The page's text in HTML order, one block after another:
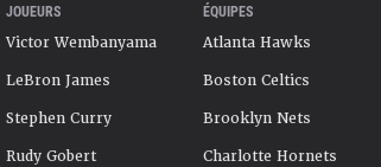
JOUEURS
Victor Wembanyama
LeBron James
Stephen Curry
Rudy Gobert
ÉQUIPES
Atlanta Hawks
Boston Celtics
Brooklyn Nets
Charlotte Hornets